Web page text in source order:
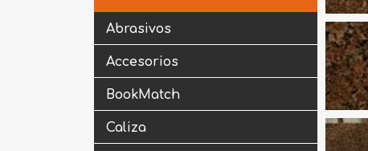
Abrasivos
Accesorios
BookMatch
Caliza